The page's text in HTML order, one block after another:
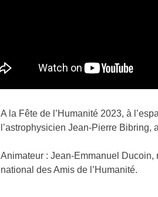
A la Fête de l’Humanité 2023, à
l’astrophysicien Jean-Pierre
Animateur : Jean-Emmanuel Ducoin,
national des Amis de l’Humanité.